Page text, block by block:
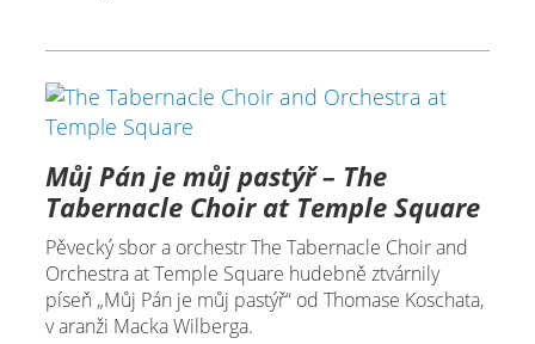
Můj Pán je můj pastýř – The
Tabernacle Choir at Temple Square
Pěvecký sbor a orchestr The Tabernacle Choir and
Orchestra at Temple Square hudebně ztvárnily
píseň „Můj Pán je můj pastýř“ od Thomase Koschata,
v aranži Macka Wilberga.